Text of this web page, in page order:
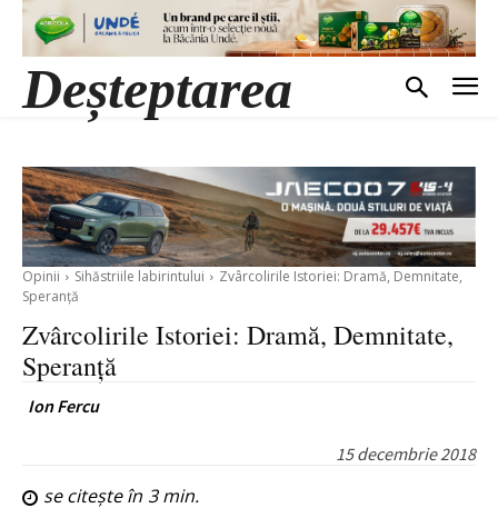
Deșteptarea
Opinii Sihăstriile labirintului
Zvârcolirile Istoriei: Dramă, Demnitate,
Speranță
Zvârcolirile Istoriei: Dramă, Demnitate,
Speranță
Ion Fercu
15 decembrie 2018
se citește în 3min.